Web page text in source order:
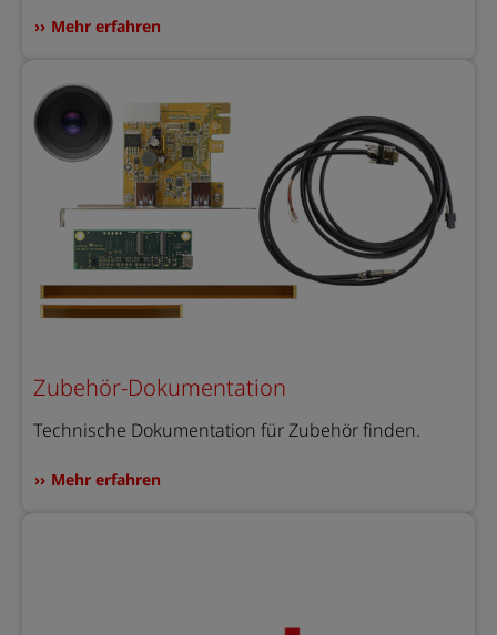
Mehr erfahren
Zubehör-Dokumentation
Technische Dokumentation für Zubehör finden.
Mehr erfahren